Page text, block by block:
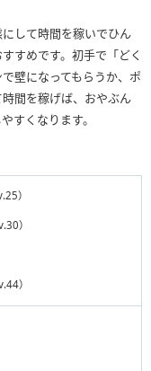
して時間を稼いでひん
すめです。初手で「どく
壁になってもらうか、ポ
間を稼げば、おやぶん
すくなります。
）
）
）